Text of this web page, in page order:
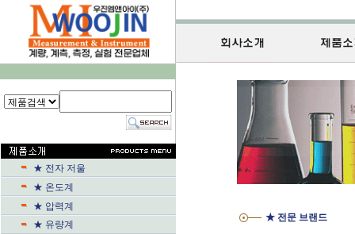
★ 전자 저울
★ 온도계
★ 압력계
★ 유량계
★ 전문